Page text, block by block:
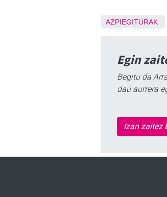
AZPIEGITURAK
Egin
Begitu da
dau aurrera
Izan zaitez